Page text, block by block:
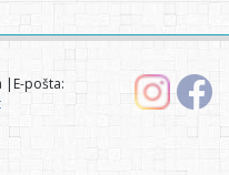
|E-pošta: